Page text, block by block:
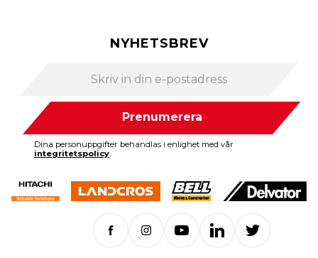
NYHETSBREV
Prenumerera
Dina personuppgifter behandlas i enlighet med vår
integritetspolicy.